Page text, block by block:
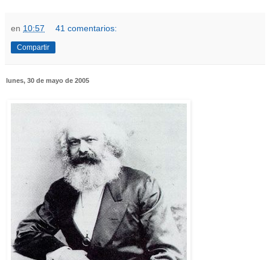
en 10:57 41 comentarios:
Compartir
lunes, 30 de mayo de 2005